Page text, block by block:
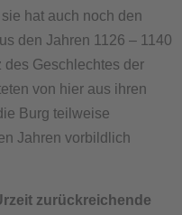
hat auch noch den
den Jahren 1126 – 1140
des Geschlechtes der
von hier aus ihren
Burg teilweise
Jahren vorbildlich
zurückreichende